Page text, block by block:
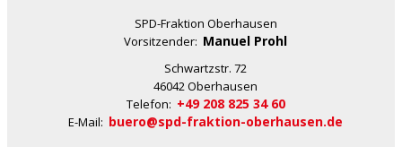
SPD-Fraktion Oberhausen
Vorsitzender: Manuel Prohl
Schwartzstr. 72
46042 Oberhausen
Telefon: +49 208 825 34 60
E-Mail: buero@spd-fraktion-oberhausen.de